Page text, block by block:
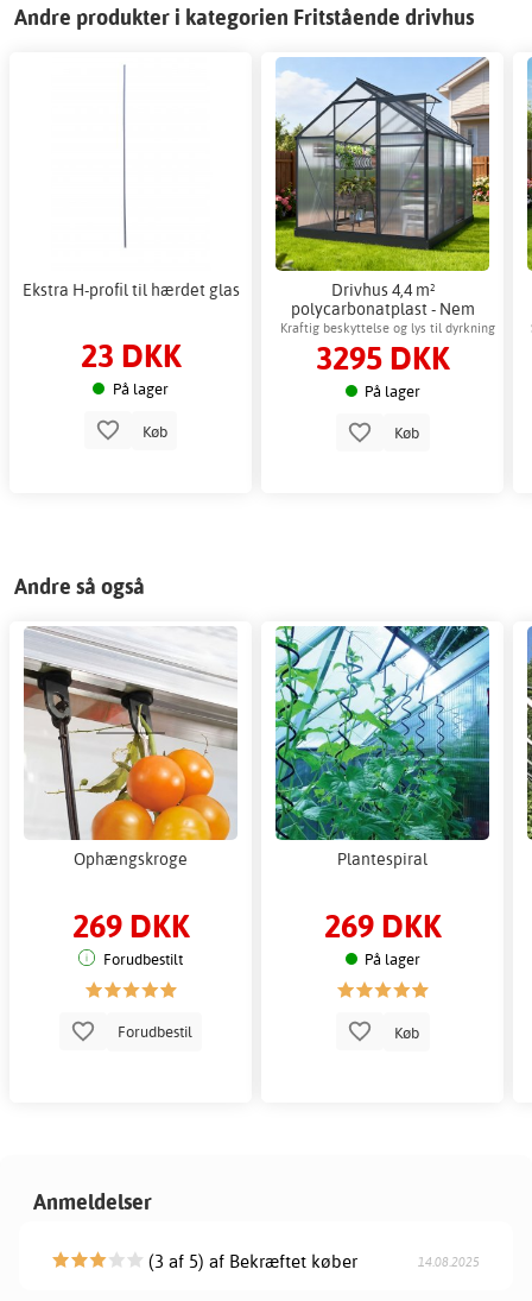
Andre produkter i kategorien Fritstående drivhus
Ekstra H-profil til hærdet glas
23 DKK
På lager
Køb
Drivhus 4,4 m²
polycarbonatplast - Nem
montering
Kraftig beskyttelse og lys til dyrkning
3295 DKK
På lager
Køb
Andre så også
Ophængskroge
269 DKK
Forudbestilt
Forudbestil
Plantespiral
269 DKK
På lager
Køb
Anmeldelser
(3 af 5) af Bekræftet køber 14.08.2025